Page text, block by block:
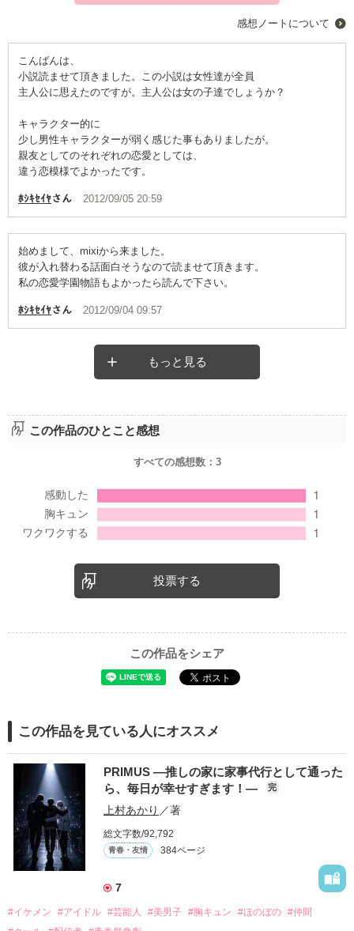
その１ページを覗いてみませんか？
感想ノートについて
こんばんは、
小説読ませて頂きました。この小説は女性達が全員
主人公に思えたのですが。主人公は女の子達でしょうか？
キャラクター的に
少し男性キャラクターが弱く感じた事もありましたが。
親友としてのそれぞれの恋愛としては、
違う恋模様でよかったです。
ﾎｼｷｾｲﾔさん 2012/09/05 20:59
始めまして、mixiから来ました。
彼が入れ替わる話面白そうなので読ませて頂きます。
私の恋愛学園物語もよかったら読んで下さい。
ﾎｼｷｾｲﾔさん 2012/09/04 09:57
もっと見る
この作品のひとこと感想
すべての感想数： 3
投票する
この作品をシェア
この作品を見ている人にオススメ
PRIMUS ―推しの家に家事代行として通った
ら、毎日が幸せすぎます！―
完
上村あかり ／著
総文字数/92,792
青春・友情 384ページ
7
#イケメン #アイドル #芸能人 #美男子 #胸キュン #ほのぼの #仲間